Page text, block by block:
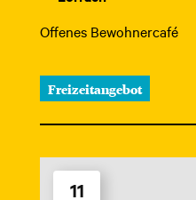
Offenes Bewohnercafé
Freizeitangebot
11